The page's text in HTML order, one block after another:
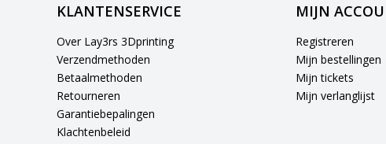
KLANTENSERVICE
Over Lay3rs 3Dprinting
Verzendmethoden
Betaalmethoden
Retourneren
Garantiebepalingen
Klachtenbeleid
MIJN
Registreren
Mijn bestellingen
Mijn tickets
Mijn verlanglijst